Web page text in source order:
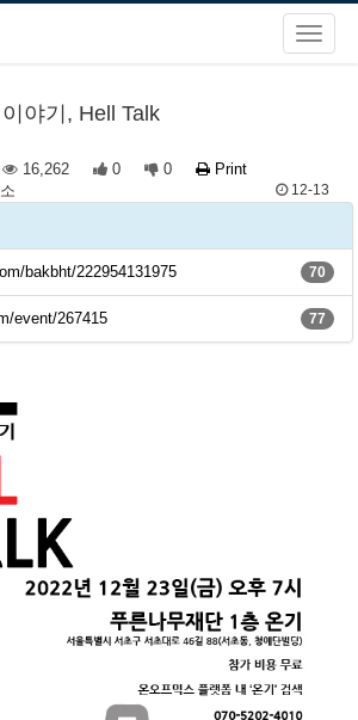
야기, Hell Talk
16,262 0 0
Print
12-13
bakbht/222954131975 70
event/267415 77